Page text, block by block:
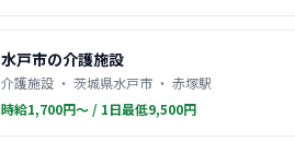
水戸市の介護施設
介護施設 ・ 茨城県水戸市 ・ 赤塚駅
時給1,700円〜 / 1日最低9,500円